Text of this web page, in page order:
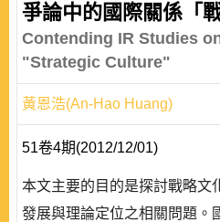
爭論中的國際關係「
Contending IR Studies
"Strategic Culture"
黃恩浩(An-Hao Huang)
51卷4期(2012/12/01)
本文主要的目的是探討戰略文
發展與理論定位之相關問題。